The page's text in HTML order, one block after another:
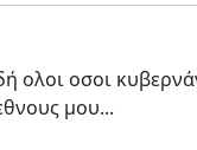
ολοι οσοι
μου...